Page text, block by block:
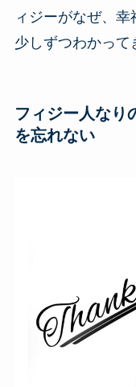
ィジーがなぜ、幸
少しずつわかって
フィジー人な
を忘れない